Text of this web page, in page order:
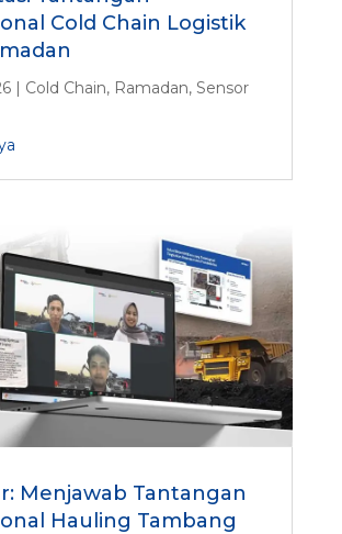
Cold Chain Logistik
| Cold Chain, Ramadan, Sensor
Menjawab Tantangan
Hauling Tambang